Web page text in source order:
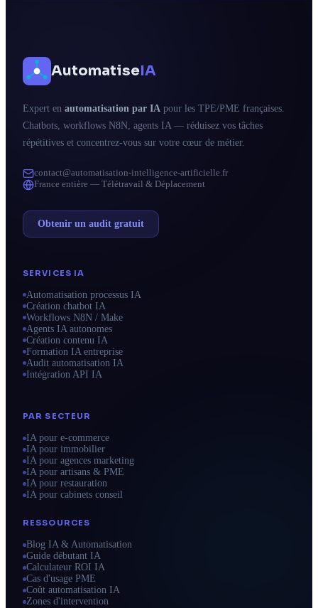
AutomatiseIA
Expert en automatisation par IA pour les TPE/PME françaises.
Chatbots, workflows N8N, agents IA — réduisez vos tâches
répétitives et concentrez-vous sur votre cœur de métier.
contact@automatisation-intelligence-artificielle.fr
France entière — Télétravail & Déplacement
Obtenir un audit gratuit
SERVICES IA
Automatisation processus IA
Création chatbot IA
Workflows N8N / Make
Agents IA autonomes
Création contenu IA
Formation IA entreprise
Audit automatisation IA
Intégration API IA
PAR SECTEUR
IA pour e-commerce
IA pour immobilier
IA pour agences marketing
IA pour artisans & PME
IA pour restauration
IA pour cabinets conseil
RESSOURCES
Blog IA & Automatisation
Guide débutant IA
Calculateur ROI IA
Cas d'usage PME
Coût automatisation IA
Zones d'intervention